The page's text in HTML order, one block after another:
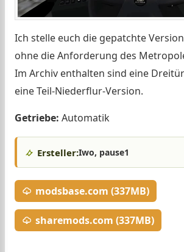
Ich stelle euch die gepatchte
ohne die Anforderung des
Im Archiv enthalten sind eine
eine Teil-Niederflur-Version.
Getriebe: Automatik
Ersteller:Iwo, pause1
modsbase.com (337MB)
sharemods.com (337MB)